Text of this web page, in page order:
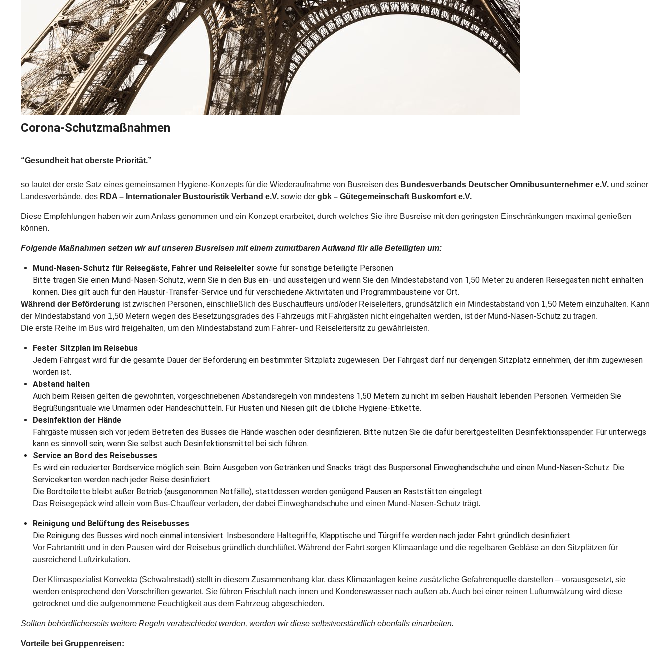
Corona-Schutzmaßnahmen
“Gesundheit hat oberste Priorität.”
so lautet der erste Satz eines gemeinsamen Hygiene-Konzepts für die Wiederaufnahme von Busreisen des Bundesverbands Deutscher Omnibusunternehmer e.V. und seiner
Landesverbände, des RDA – Internationaler Bustouristik Verband e.V. sowie der gbk – Gütegemeinschaft Buskomfort e.V.
Diese Empfehlungen haben wir zum Anlass genommen und ein Konzept erarbeitet, durch welches Sie ihre Busreise mit den geringsten Einschränkungen maximal genießen
können.
Folgende Maßnahmen setzen wir auf unseren Busreisen mit einem zumutbaren Aufwand für alle Beteiligten um:
Mund-Nasen-Schutz für Reisegäste, Fahrer und Reiseleiter sowie für sonstige beteiligte Personen
Bitte tragen Sie einen Mund-Nasen-Schutz, wenn Sie in den Bus ein- und aussteigen und wenn Sie den Mindestabstand von 1,50 Meter zu anderen Reisegästen nicht einhalten
können. Dies gilt auch für den Haustür-Transfer-Service und für verschiedene Aktivitäten und Programmbausteine vor Ort.
Während der Beförderung ist zwischen Personen, einschließlich des Buschauffeurs und/oder Reiseleiters, grundsätzlich ein Mindestabstand von 1,50 Metern einzuhalten. Kann
der Mindestabstand von 1,50 Metern wegen des Besetzungsgrades des Fahrzeugs mit Fahrgästen nicht eingehalten werden, ist der Mund-Nasen-Schutz zu tragen.
Die erste Reihe im Bus wird freigehalten, um den Mindestabstand zum Fahrer- und Reiseleitersitz zu gewährleisten.
Fester Sitzplan im Reisebus
Jedem Fahrgast wird für die gesamte Dauer der Beförderung ein bestimmter Sitzplatz zugewiesen. Der Fahrgast darf nur denjenigen Sitzplatz einnehmen, der ihm zugewiesen
worden ist.
Abstand halten
Auch beim Reisen gelten die gewohnten, vorgeschriebenen Abstandsregeln von mindestens 1,50 Metern zu nicht im selben Haushalt lebenden Personen. Vermeiden Sie
Begrüßungsrituale wie Umarmen oder Händeschütteln. Für Husten und Niesen gilt die übliche Hygiene-Etikette.
Desinfektion der Hände
Fahrgäste müssen sich vor jedem Betreten des Busses die Hände waschen oder desinfizieren. Bitte nutzen Sie die dafür bereitgestellten Desinfektionsspender. Für unterwegs
kann es sinnvoll sein, wenn Sie selbst auch Desinfektionsmittel bei sich führen.
Service an Bord des Reisebusses
Es wird ein reduzierter Bordservice möglich sein. Beim Ausgeben von Getränken und Snacks trägt das Buspersonal Einweghandschuhe und einen Mund-Nasen-Schutz. Die
Servicekarten werden nach jeder Reise desinfiziert.
Die Bordtoilette bleibt außer Betrieb (ausgenommen Notfälle), stattdessen werden genügend Pausen an Raststätten eingelegt.
Das Reisegepäck wird allein vom Bus-Chauffeur verladen, der dabei Einweghandschuhe und einen Mund-Nasen-Schutz trägt.
Reinigung und Belüftung des Reisebusses
Die Reinigung des Busses wird noch einmal intensiviert. Insbesondere Haltegriffe, Klapptische und Türgriffe werden nach jeder Fahrt gründlich desinfiziert.
Vor Fahrtantritt und in den Pausen wird der Reisebus gründlich durchlüftet. Während der Fahrt sorgen Klimaanlage und die regelbaren Gebläse an den Sitzplätzen für
ausreichend Luftzirkulation.
Der Klimaspezialist Konvekta (Schwalmstadt) stellt in diesem Zusammenhang klar, dass Klimaanlagen keine zusätzliche Gefahrenquelle darstellen – vorausgesetzt, sie
werden entsprechend den Vorschriften gewartet. Sie führen Frischluft nach innen und Kondenswasser nach außen ab. Auch bei einer reinen Luftumwälzung wird diese
getrocknet und die aufgenommene Feuchtigkeit aus dem Fahrzeug abgeschieden.
Sollten behördlicherseits weitere Regeln verabschiedet werden, werden wir diese selbstverständlich ebenfalls einarbeiten.
Vorteile bei Gruppenreisen: